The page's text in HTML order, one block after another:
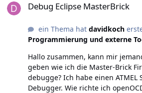
Debug Eclipse MasterBrick
ein Thema hat davidkoch
Programmierung und externe
Hallo zusammen, kann mir jemand eine Anleitung
geben wie ich die Master-Brick
debugge? Ich habe einen ATMEL
Debugger. Wie richte ich openOCD